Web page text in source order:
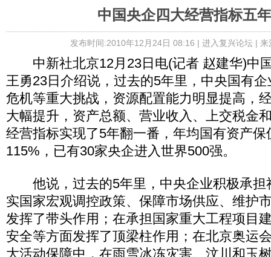
中国央企四大经营指标五
发布时间:2010年12月24日 08:16 | 进入复兴论坛| 来
中新社北京12月23日电(记者 赵建华)中
王勇23日介绍说，过去的5年里，中央国有
危机等重大挑战，资源配置能力明显提高，
大幅提升，资产总额、营业收入、上交税金
经营指标实现了5年翻一番，年均国有资产保
115%，已有30家央企进入世界500强。
他说，过去的5年里，中央企业积极承担
实国家宏观调控政策、保障市场供应、维护
发挥了带头作用；在承担国家重大工程项目
安全等方面发挥了顶梁柱作用；在北京奥运
大活动保障中，在雨雪冰冻灾害、汶川和玉